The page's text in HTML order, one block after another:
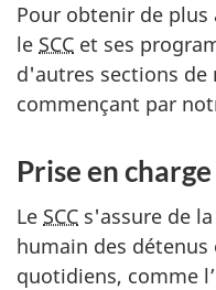
Pour obtenir de
le SCC et ses
d'autres sections de
commençant par
Prise en
Le SCC s'assure de
humain des
quotidiens, comme